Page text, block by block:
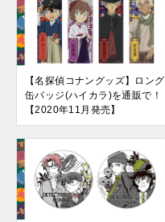
【名探偵コナングッズ】ロング
缶バッジ(ハイカラ)を通販で！
【2020年11月発売】